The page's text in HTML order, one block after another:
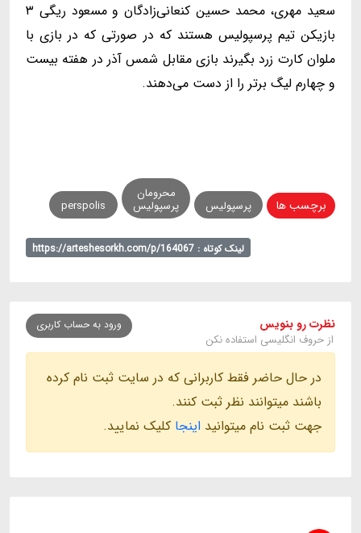
سعید مهری، محمد حسین کنعانی‌زادگان و مسعود ریگی ۳
بازیکن تیم پرسپولیس هستند که در صورتی که در بازی با
ملوان کارت زرد بگیرند بازی مقابل شمس آذر در هفته بیست
و چهارم لیگ برتر را از دست می‌دهند.
برچسب ها پرسپولیس
محرومان
پرسپولیس perspolis
لینک کوتاه : https://arteshesorkh.com/p/164067
نظرت رو بنویس
از حروف انگلیسی استفاده نکن
ورود به حساب کاربری
در حال حاضر فقط کاربرانی که در سایت ثبت نام کرده
باشند میتوانند نظر ثبت کنند.
جهت ثبت نام میتوانید اینجا کلیک نمایید.